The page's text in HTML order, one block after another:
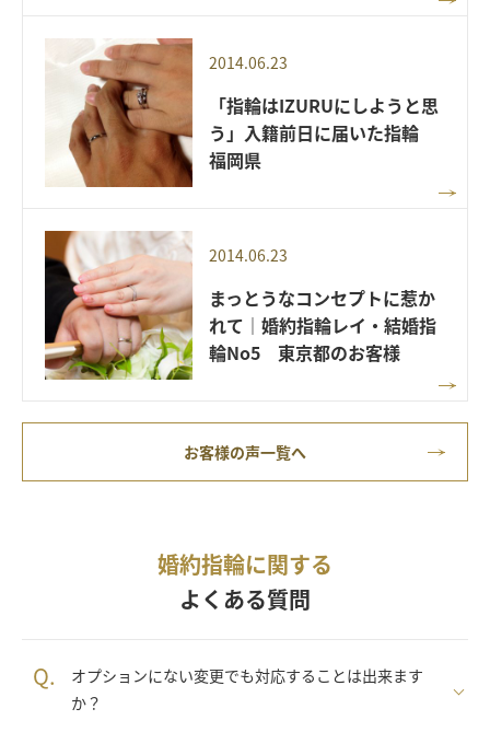
2014.06.23
「指輪はIZURUにしようと思
う」入籍前日に届いた指輪
福岡県
2014.06.23
まっとうなコンセプトに惹か
れて｜婚約指輪レイ・結婚指
輪No5 東京都のお客様
お客様の声一覧へ
婚約指輪に関する
よくある質問
Q.
オプションにない変更でも対応することは出来ます
か？